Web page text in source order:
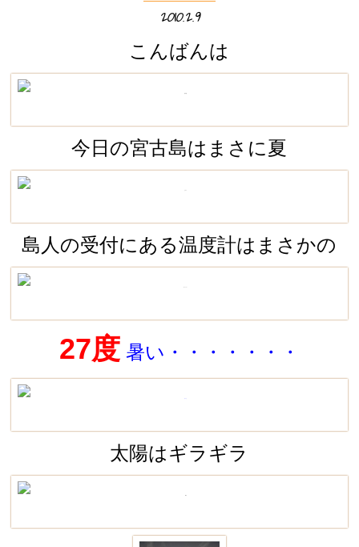
2010.2.9
こんばんは
今日の宮古島はまさに夏
島人の受付にある温度計はまさかの
27度 暑い・・・・・・・
太陽はギラギラ